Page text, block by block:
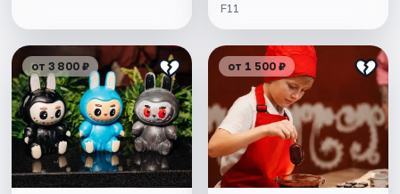
F11
от 3 800 ₽ от 1 500 ₽